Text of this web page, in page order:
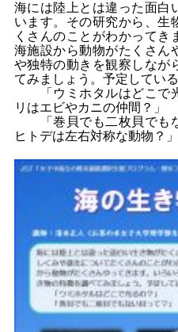
海には陸上とは違った面白
います。その研究から、生
くさんのことがわかって
海施設から動物がたくさん
や独特の動きを観察しなが
てみましょう。予定している
「ウミホタルはどこ
リはエビやカニの仲間？」
「巻貝でも二枚貝でも
ヒトデは左右対称な動物？」